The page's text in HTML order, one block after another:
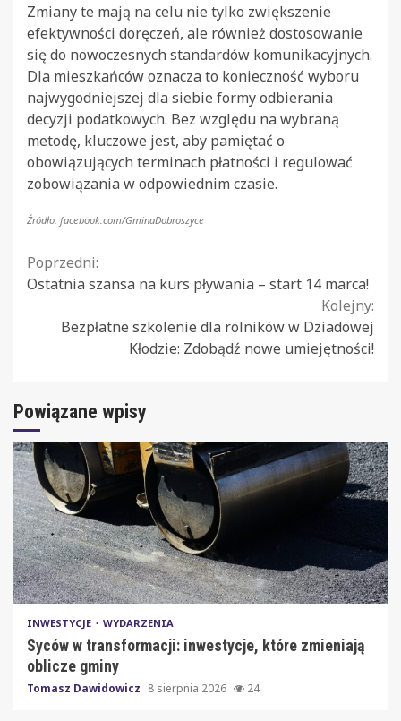
Zmiany te mają na celu nie tylko zwiększenie
efektywności doręczeń, ale również dostosowanie
się do nowoczesnych standardów komunikacyjnych.
Dla mieszkańców oznacza to konieczność wyboru
najwygodniejszej dla siebie formy odbierania
decyzji podatkowych. Bez względu na wybraną
metodę, kluczowe jest, aby pamiętać o
obowiązujących terminach płatności i regulować
zobowiązania w odpowiednim czasie.
Źródło: facebook.com/GminaDobroszyce
Continue
Poprzedni:
Ostatnia szansa na kurs pływania – start 14 marca!
Kolejny:
Bezpłatne szkolenie dla rolników w Dziadowej
Kłodzie: Zdobądź nowe umiejętności!
Powiązane wpisy
INWESTYCJE WYDARZENIA
Syców w transformacji: inwestycje, które zmieniają
oblicze gminy
Tomasz Dawidowicz 8 sierpnia 2026 24